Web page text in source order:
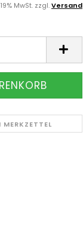
MwSt. zzgl.Versand
MERKZETTEL